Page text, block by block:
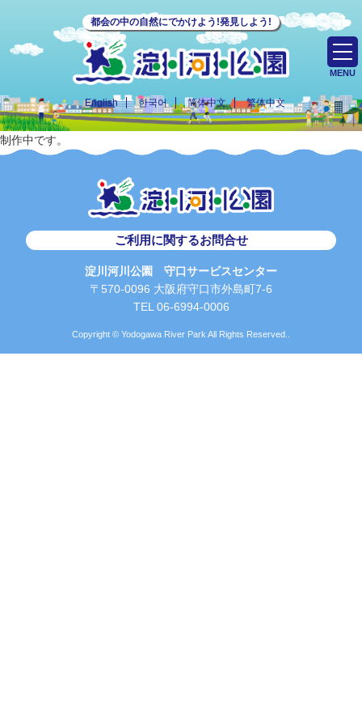
都会の中の自然にでかけよう!発見しよう!
English 한국어 简体中文 繁体中文
MENU
制作中です。
ご利用に関するお問合せ
淀川河川公園 守口サービスセンター
〒570-0096 大阪府守口市外島町7-6
TEL 06-6994-0006
Copyright © Yodogawa River Park All Rights Reserved..